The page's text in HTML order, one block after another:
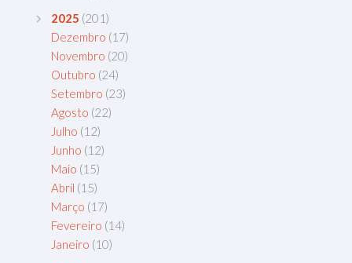
2025 (201)
Dezembro (17)
Novembro (20)
Outubro (24)
Setembro (23)
Agosto (22)
Julho (12)
Junho (12)
Maio (15)
Abril (15)
Março (17)
Fevereiro (14)
Janeiro (10)